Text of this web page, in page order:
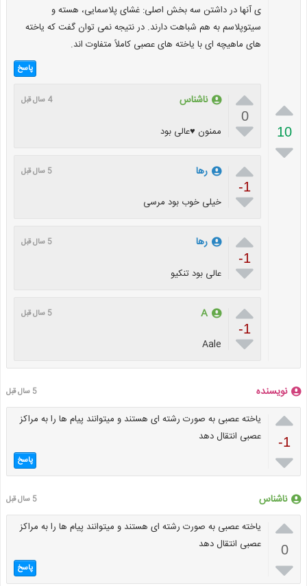

10

ی آنها در داشتن سه بخش اصلی: غشای پلاسمایی، هسته و
سیتوپلاسم به هم شباهت دارند. در نتیجه نمی توان گفت که یاخته
های ماهیچه ای با یاخته های عصبی کاملاً متفاوت اند.
پاسخ

0

ناشناس 4 سال قبل
ممنون ♥️عالی بود

-1

رها 5 سال قبل
خیلی خوب بود مرسی

-1

رها 5 سال قبل
عالی بود تنکیو

-1

A 5 سال قبل
Aale
نویسنده 5 سال قبل

-1

یاخته عصبی به صورت رشته ای هستند و میتوانند پیام ها را به مراکز
عصبی انتقال دهد
پاسخ
ناشناس 5 سال قبل

0

یاخته عصبی به صورت رشته ای هستند و میتوانند پیام ها را به مراکز
عصبی انتقال دهد
پاسخ